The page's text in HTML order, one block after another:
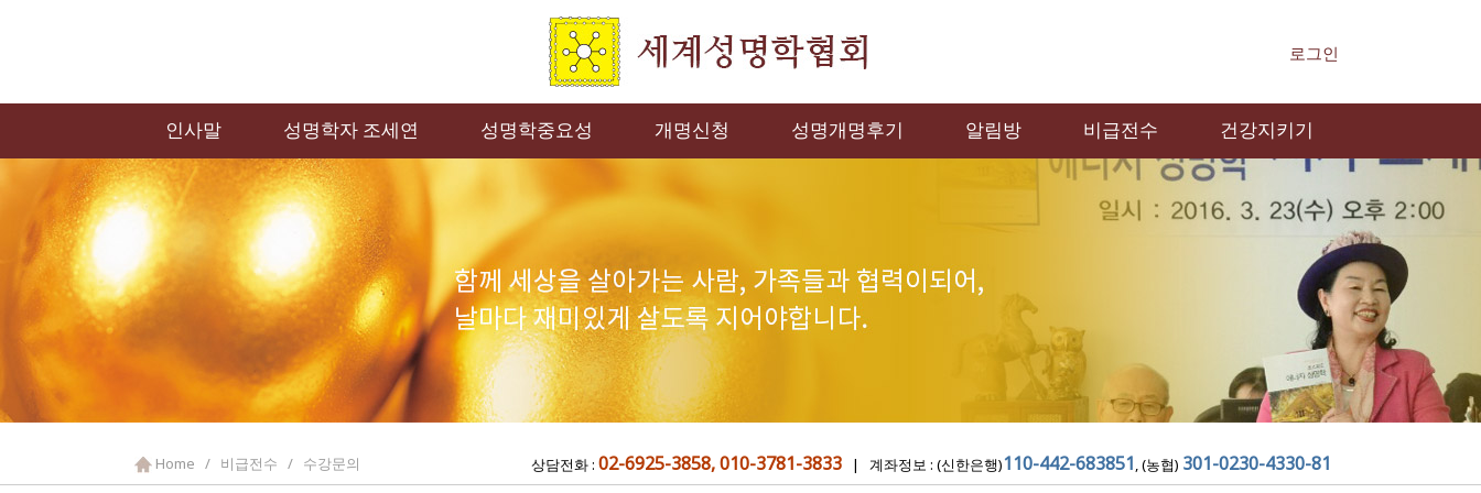
로그인
인사말 성명학자 조세연 성명학중요성 개명신청 성명개명후기 알림방 비급전수 건강지키기
Home / 비급전수 / 수강문의 상담전화 : 02-6925-3858, 010-3781-3833 | 계좌정보 : (신한은행)110-442-683851, (농협) 301-0230-4330-81